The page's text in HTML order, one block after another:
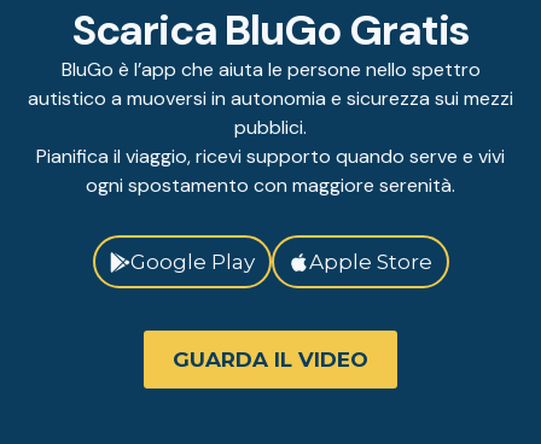
Scarica BluGo Gratis
BluGo è l’app che aiuta le persone nello spettro
autistico a muoversi in autonomia e sicurezza sui mezzi
pubblici.
Pianifica il viaggio, ricevi supporto quando serve e vivi
ogni spostamento con maggiore serenità.
Google Play Apple Store
GUARDA IL VIDEO